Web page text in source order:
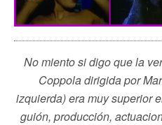
No miento si digo que la
Coppola dirigida por
izquierda) era muy superior
guión, producción,